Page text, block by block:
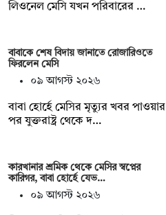
লিওনেল মেসি যখন পরিবারের …
বাবাকে শেষ বিদায় জানাতে রোজারিওতে
ফিরলেন মেসি
০৯ আগস্ট ২০২৬
বাবা হোর্হে মেসির মৃত্যুর খবর পাওয়ার
পর যুক্তরাষ্ট্র থেকে দ…
কারখানার শ্রমিক থেকে মেসির স্বপ্নের
কারিগর, বাবা হোর্হে যেভ…
০৯ আগস্ট ২০২৬